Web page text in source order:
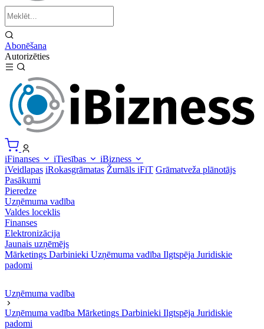
Abonēšana
Autorizēties
iFinanses iTiesības
iBizness
iVeidlapas iRokasgrāmatas Žurnāls iFiT Grāmatveža plānotājs
Pasākumi
Pieredze
Uzņēmuma vadība
Valdes loceklis
Finanses
Elektronizācija
Jaunais uzņēmējs
Mārketings Darbinieki Uzņēmuma vadība Ilgtspēja Juridiskie
padomi
Uzņēmuma vadība
Uzņēmuma vadība Mārketings Darbinieki Ilgtspēja Juridiskie
padomi